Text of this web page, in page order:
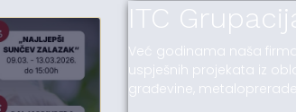
ITC
Već godinama naša
uspješnih projekata iz
građevine,